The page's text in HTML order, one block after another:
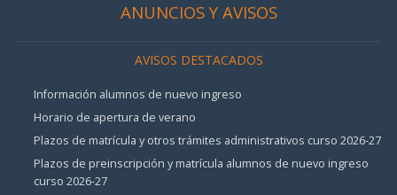
ANUNCIOS Y AVISOS
AVISOS DESTACADOS
Información alumnos de nuevo ingreso
Horario de apertura de verano
Plazos de matrícula y otros trámites administrativos curso 2026-27
Plazos de preinscripción y matrícula alumnos de nuevo ingreso
curso 2026-27